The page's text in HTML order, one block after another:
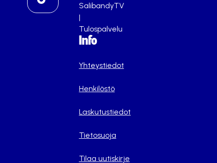
SalibandyTV
|
Tulospalvelu
Info
Yhteystiedot
Henkilöstö
Laskutustiedot
Tietosuoja
Tilaa uutiskirje